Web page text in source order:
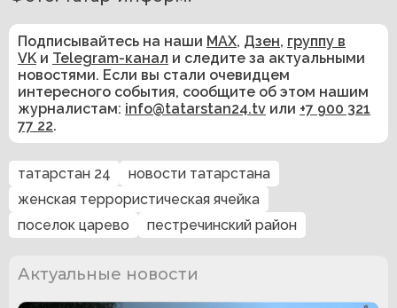
Подписывайтесь на наши MAX, Дзен, группу в
VK и Telegram-канал и следите за актуальными
новостями. Если вы стали очевидцем
интересного события, сообщите об этом нашим
журналистам: info@tatarstan24.tv или +7 900 321
77 22.
татарстан 24
новости татарстана
женская террористическая ячейка
поселок царево
пестречинский район
Актуальные новости